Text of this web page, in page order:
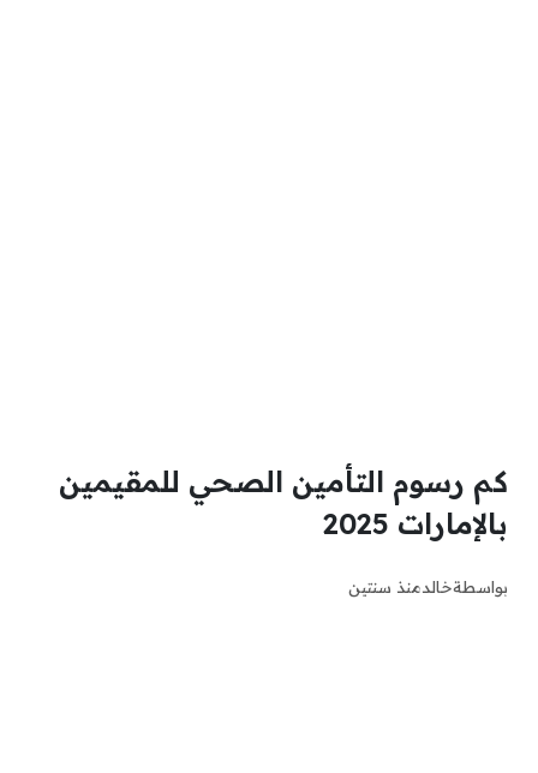
كم رسوم التأمين الصحي للمقيمين
بالإمارات 2025
بواسطةخالدمنذ سنتين